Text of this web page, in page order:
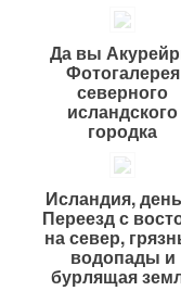
Да вы
Фотогалерея
северного
исландского
городка
Исландия,
Переезд с
на север,
водопады и
бурлящая